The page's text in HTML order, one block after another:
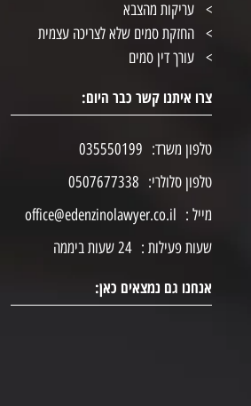
עריקות מהצבא
החזקת סמים שלא לצריכה עצמית
עורך דין סמים
צרו איתנו קשר כבר היום:
טלפון משרד: 035550199
טלפון סלולרי: 0507677338
מייל : office@edenzinolawyer.co.il
שעות פעילות : 24 שעות ביממה
אנחנו גם נמצאים כאן: